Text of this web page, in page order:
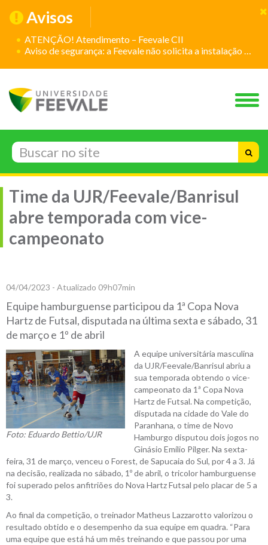
Avisos
ATENÇÃO! Atendimento – Feevale CII
Aviso de segurança: a Feevale não solicita a instalação de aplicativos
Time da UJR/Feevale/Banrisul
abre temporada com vice-
campeonato
04/04/2023 - Atualizado 09h07min
Equipe hamburguense participou da 1ª Copa Nova
Hartz de Futsal, disputada na última sexta e sábado, 31
de março e 1º de abril
Foto: Eduardo Bettio/UJR
A equipe universitária masculina
da UJR/Feevale/Banrisul abriu a
sua temporada obtendo o vice-
campeonato da 1ª Copa Nova
Hartz de Futsal. Na competição,
disputada na cidade do Vale do
Paranhana, o time de Novo
Hamburgo disputou dois jogos no
Ginásio Emílio Pilger. Na sexta-
feira, 31 de março, venceu o Forest, de Sapucaia do Sul, por 4 a 3. Já
na decisão, realizada no sábado, 1º de abril, o tricolor hamburguense
foi superado pelos anfitriões do Nova Hartz Futsal pelo placar de 5 a
3.
Ao final da competição, o treinador Matheus Lazzarotto valorizou o
resultado obtido e o desempenho da sua equipe em quadra. “Para
uma equipe que está há um mês treinando e que passou por uma